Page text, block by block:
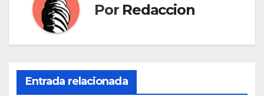
Por Redaccion
Entrada relacionada